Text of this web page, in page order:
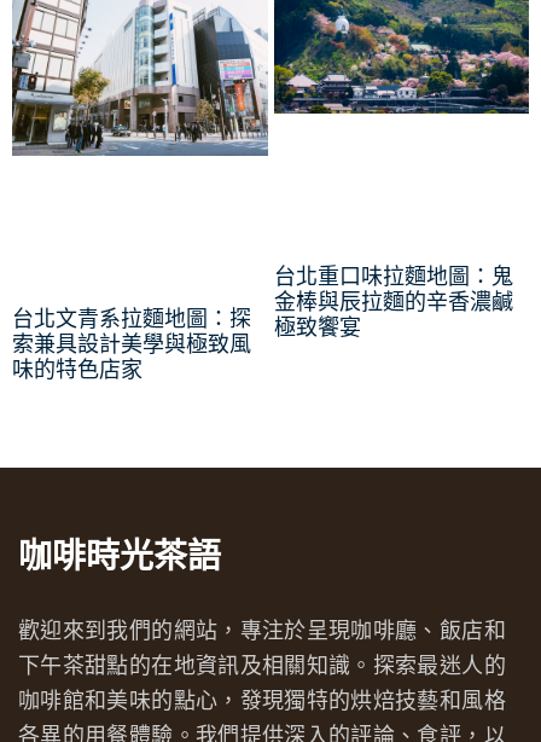
台北文青系拉麵地圖：探
索兼具設計美學與極致風
味的特色店家
台北重口味拉麵地圖：鬼
金棒與辰拉麵的辛香濃鹹
極致饗宴
咖啡時光茶語
歡迎來到我們的網站，專注於呈現咖啡廳、飯店和
下午茶甜點的在地資訊及相關知識。探索最迷人的
咖啡館和美味的點心，發現獨特的烘焙技藝和風格
各異的用餐體驗。我們提供深入的評論、食評，以